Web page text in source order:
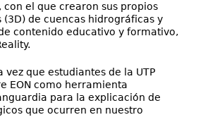
con el que crearon sus propios
(3D) de cuencas hidrográficas y
contenido educativo y formativo,
vez que estudiantes de la UTP
EON como herramienta
para la explicación de
que ocurren en nuestro